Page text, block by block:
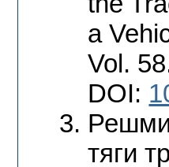
a
Vol.
DOI:
тяги